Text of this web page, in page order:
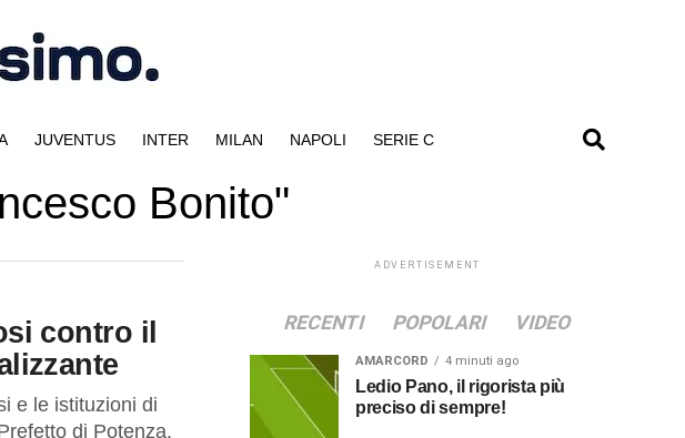
JUVENTUS INTER MILAN NAPOLI SERIE C
Bonito"
contro il
e le istituzioni di
di Potenza.
ADVERTISEMENT
RECENTI POPOLARI VIDEO
AMARCORD 4 minuti ago
Ledio Pano, il rigorista più
preciso di sempre!